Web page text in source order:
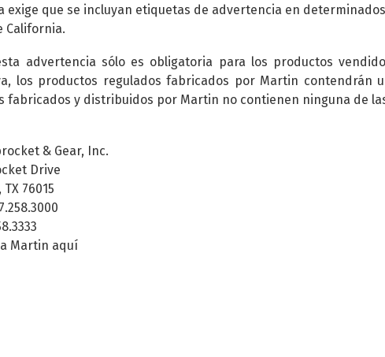
exige que se incluyan etiquetas de advertencia en
California.
advertencia sólo es obligatoria para los productos
los productos regulados fabricados por Martin contendrán
fabricados y distribuidos por Martin no contienen ninguna de
& Gear, Inc.
Drive
76015
Martin aquí